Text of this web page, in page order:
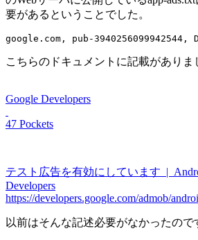
要があるということでした。
google.com, pub-3940256099942544,
こちらのドキュメントに記載がありま
Google Developers
47 Pockets
テスト広告を有効にしています |
Developers
https://developers.google.com/admob/
以前はそんな記述必要がなかったので